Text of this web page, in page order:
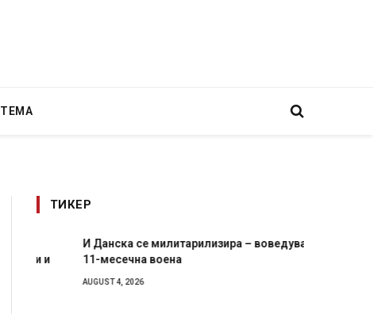
ТЕМА
ТИКЕР
И Данска се милитарилизира – воведува нова
11-месечна воена
AUGUST 4, 2026